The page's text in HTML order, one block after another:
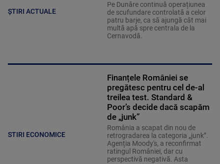
ȘTIRI ACTUALE
Pe Dunăre continuă operațiunea
de scufundare controlată a celor
patru barje, ca să ajungă cât mai
multă apă spre centrala de la
Cernavodă.
STIRI ECONOMICE
Finanțele României se
pregătesc pentru cel de-al
treilea test. Standard &
Poor’s decide dacă scapăm
de „junk”
România a scapat din nou de
retrogradarea la categoria „junk”.
Agenția Moody's, a reconfirmat
ratingul României, dar cu
perspectivă negativă. Asta